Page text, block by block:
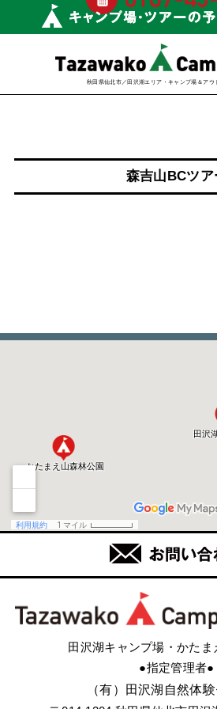
秋田県仙北市／田沢湖エリア・キャンプ場＆アウ
森吉山BCツア
田沢湖キャンプ場・かたま
●指定管理者●
（有）田沢湖自然体